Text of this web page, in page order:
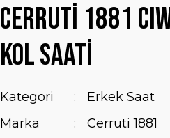
Cerruti 1881
Kol Saati
Kategori
Erkek Saat
Marka
Cerruti 1881